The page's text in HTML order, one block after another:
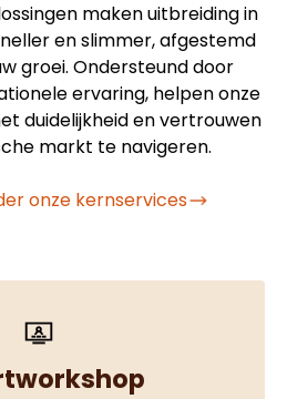
maken uitbreiding in
en slimmer, afgestemd
groei. Ondersteund door
ervaring, helpen onze
duidelijkheid en vertrouwen
markt te navigeren.
onze kernservices